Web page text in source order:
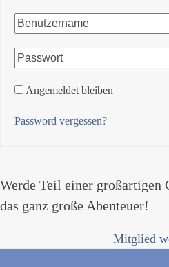
Angemeldet bleiben
Password vergessen?
Werde Teil einer großartigen
das ganz große Abenteuer!
Mitglied